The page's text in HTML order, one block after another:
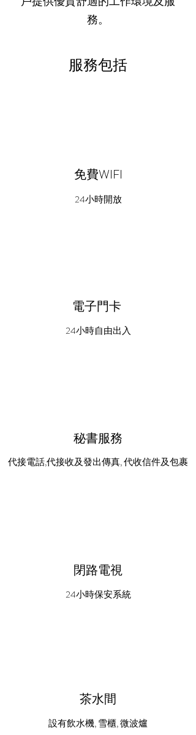
務。
服務包括
免費WIFI
24小時開放
​電子門卡
24小時自由出入
秘書服務
代接電話,代接收及發出傳真, 代收信件及包裹
閉路電視
24小時保安系統
茶水間
設有飲水機, 雪櫃, 微波爐